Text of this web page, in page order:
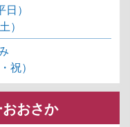
）
）
祝）
おさか